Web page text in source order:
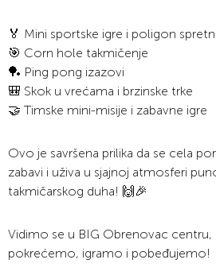
🏅 Mini sportske igre i poligon
🎯 Corn hole takmičenje
🏓 Ping pong izazovi
🎒 Skok u vrećama i brzinske trke
🤝 Timske mini-misije i zabavne igre
Ovo je savršena prilika da se cela
zabavi i uživa u sjajnoj atmosferi
takmičarskog duha! 🙌🎉
Vidimo se u BIG Obrenovac
pokrećemo, igramo i pobeđujemo!